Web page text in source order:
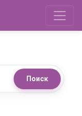
Поиск